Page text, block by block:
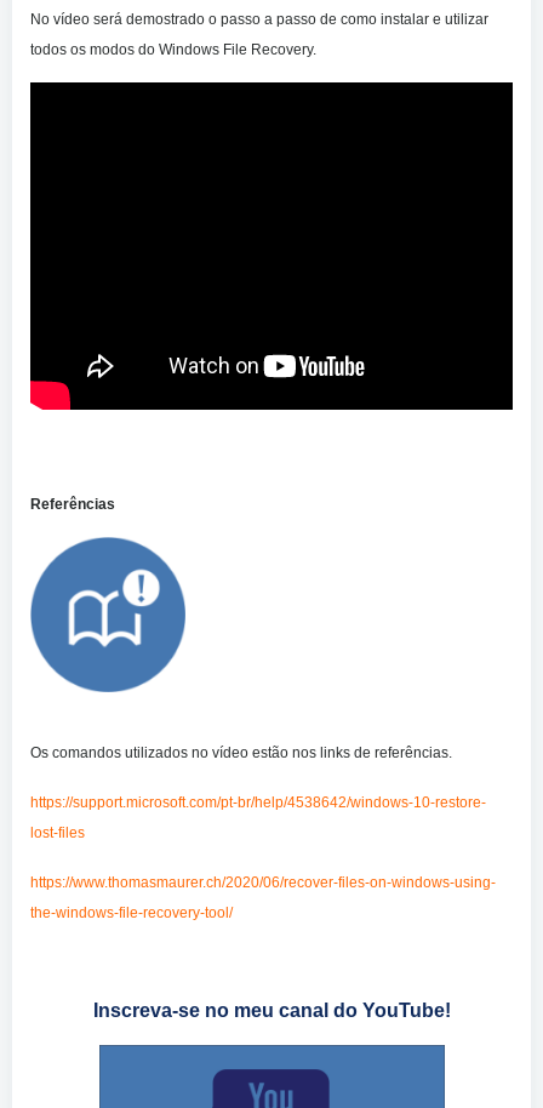
No vídeo será demostrado o passo a passo de como instalar e utilizar
todos os modos do Windows File Recovery.
Referências
Os comandos utilizados no vídeo estão nos links de referências.
https://support.microsoft.com/pt-br/help/4538642/windows-10-restore-
lost-files
https://www.thomasmaurer.ch/2020/06/recover-files-on-windows-using-
the-windows-file-recovery-tool/
Inscreva-se no meu canal do YouTube!